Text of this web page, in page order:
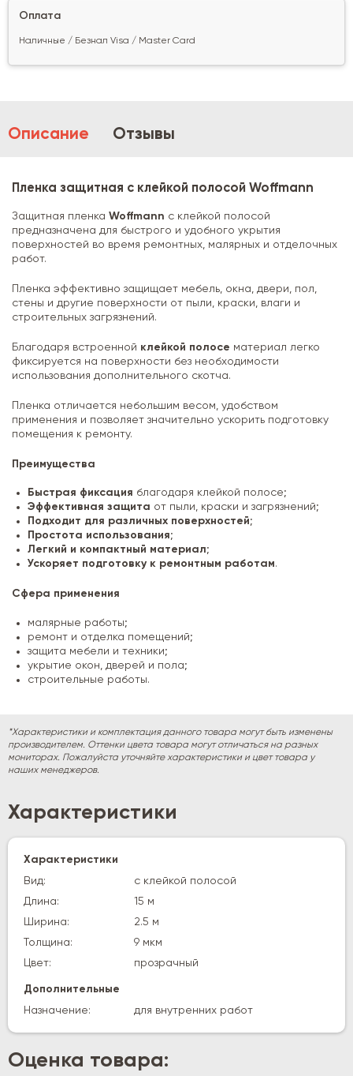
Оплата
Наличные / Безнал Visa / Master Card
Описание Отзывы
Пленка защитная с клейкой полосой Woffmann
Защитная пленка Woffmann с клейкой полосой
предназначена для быстрого и удобного укрытия
поверхностей во время ремонтных, малярных и отделочных
работ.
Пленка эффективно защищает мебель, окна, двери, пол,
стены и другие поверхности от пыли, краски, влаги и
строительных загрязнений.
Благодаря встроенной клейкой полосе материал легко
фиксируется на поверхности без необходимости
использования дополнительного скотча.
Пленка отличается небольшим весом, удобством
применения и позволяет значительно ускорить подготовку
помещения к ремонту.
Преимущества
Быстрая фиксация благодаря клейкой полосе;
Эффективная защита от пыли, краски и загрязнений;
Подходит для различных поверхностей;
Простота использования;
Легкий и компактный материал;
Ускоряет подготовку к ремонтным работам.
Сфера применения
малярные работы;
ремонт и отделка помещений;
защита мебели и техники;
укрытие окон, дверей и пола;
строительные работы.
*Характеристики и комплектация данного товара могут быть изменены
производителем. Оттенки цвета товара могут отличаться на разных
мониторах. Пожалуйста уточняйте характеристики и цвет товара у
наших менеджеров.
Характеристики
Характеристики
Вид:
с клейкой полосой
Длина:
15 м
Ширина:
2.5 м
Толщина:
9 мкм
Цвет:
прозрачный
Дополнительные
Назначение:
для внутренних работ
Оценка товара: